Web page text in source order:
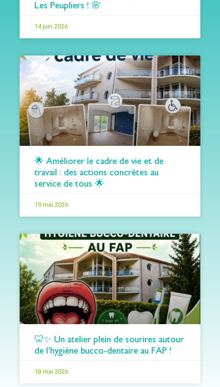
Les Peupliers ! 🌸
14 juin 2026
🌟 Améliorer le cadre de vie et de
travail : des actions concrètes au
service de tous 🌟
19 mai 2026
🦷✨ Un atelier plein de sourires autour
de l’hygiène bucco-dentaire au FAP !
18 mai 2026